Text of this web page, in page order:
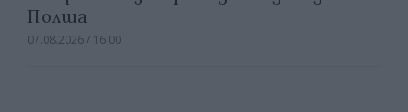
Полша
07.08.2026 / 16:00